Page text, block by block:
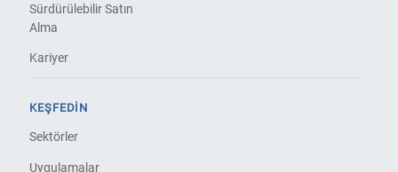
Sürdürülebilir Satın
Alma
Kariyer
KEŞFEDIN
Sektörler
Uygulamalar